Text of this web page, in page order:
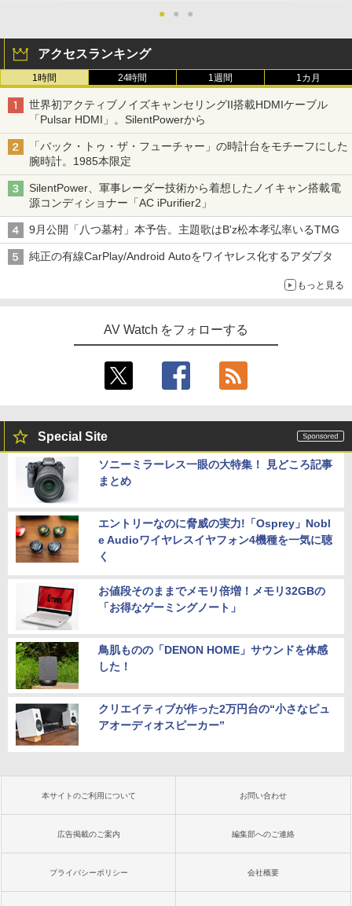
● ● ●
アクセスランキング
1時間 24時間 1週間 1カ月
世界初アクティブノイズキャンセリングII搭載HDMIケーブル
「Pulsar HDMI」。SilentPowerから
「バック・トゥ・ザ・フューチャー」の時計台をモチーフにした
腕時計。1985本限定
SilentPower、軍事レーダー技術から着想したノイキャン搭載電
源コンディショナー「AC iPurifier2」
9月公開「八つ墓村」本予告。主題歌はB'z松本孝弘率いるTMG
純正の有線CarPlay/Android Autoをワイヤレス化するアダプタ
もっと見る
AV Watch をフォローする
Special Site
ソニーミラーレス一眼の大特集！ 見どころ記事
まとめ
エントリーなのに脅威の実力!「Osprey」Nobl
e Audioワイヤレスイヤフォン4機種を一気に聴
く
お値段そのままでメモリ倍増！メモリ32GBの
「お得なゲーミングノート」
鳥肌ものの「DENON HOME」サウンドを体感
した！
クリエイティブが作った2万円台の“小さなピュ
アオーディオスピーカー”
本サイトのご利用について お問い合わせ
広告掲載のご案内 編集部へのご連絡
プライバシーポリシー 会社概要